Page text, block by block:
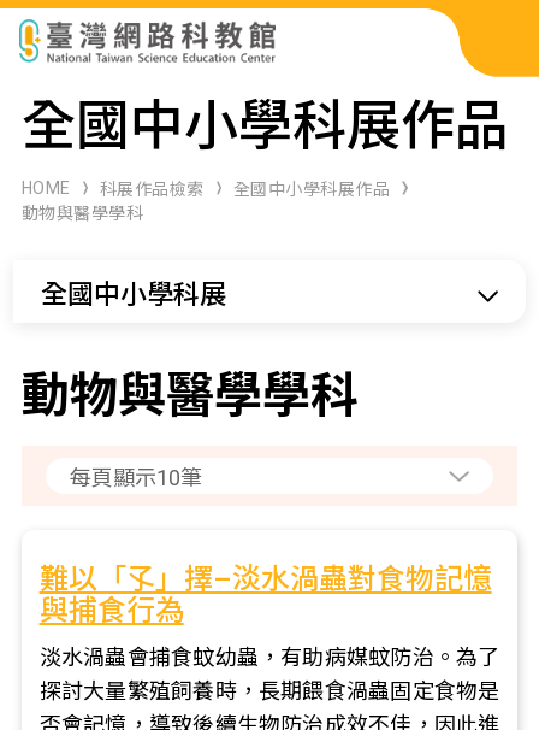
科展作品檢索
科學研習月刊
全國中小學科展作品
HOME 科展作品檢索
全國中小學科展作品
動物與醫學學科
全國中小學科展
動物與醫學學科
難以「孓」擇–淡水渦蟲對食物記憶
與捕食行為
淡水渦蟲會捕食蚊幼蟲，有助病媒蚊防治。為了
探討大量繁殖飼養時，長期餵食渦蟲固定食物是
否會記憶，導致後續生物防治成效不佳，因此進